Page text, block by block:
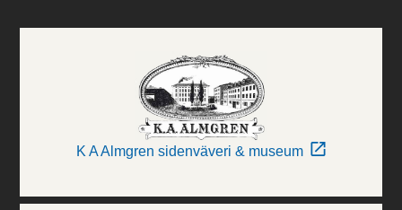
K A Almgren sidenväveri & museum